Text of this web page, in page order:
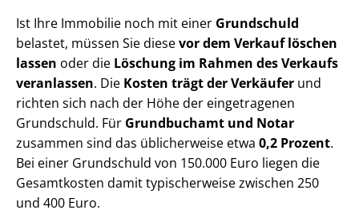
Ist Ihre Immobilie noch mit einer Grundschuld
belastet, müssen Sie diesevor dem Verkauf löschen
lassen oder die Löschung im Rahmen des Verkaufs
veranlassen. Die Kosten trägt der Verkäufer und
richten sich nach der Höhe der eingetragenen
Grundschuld. Für Grundbuchamt und Notar
zusammen sind das üblicherweise etwa 0,2 Prozent.
Bei einer Grundschuld von 150.000 Euro liegen die
Gesamtkosten damit typischerweise zwischen 250
und 400 Euro.